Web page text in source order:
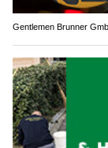
Gentlemen Brunner